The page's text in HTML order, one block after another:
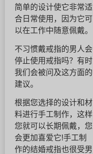
简单的设计使它非常适
合日常使用，因为它可
以在工作中随意佩戴。
不习惯戴戒指的男人会
停止使用戒指吗？有时
我们会被问及这方面的
建议。
根据您选择的设计和材
料进行手工制作，这样
您就可以长期佩戴，您
会更加喜爱它!手工制
作的结婚戒指也很受男